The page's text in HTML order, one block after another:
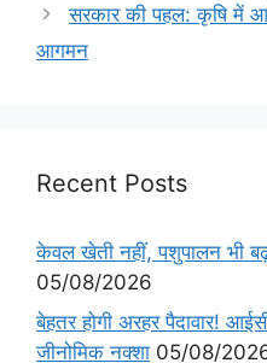
सरकार की पहल: कृषि में
आगमन
Recent Posts
केवल खेती नहीं, पशुपालन भी
05/08/2026
बेहतर होगी अरहर पैदावार!
जीनोमिक नक्शा 05/08/